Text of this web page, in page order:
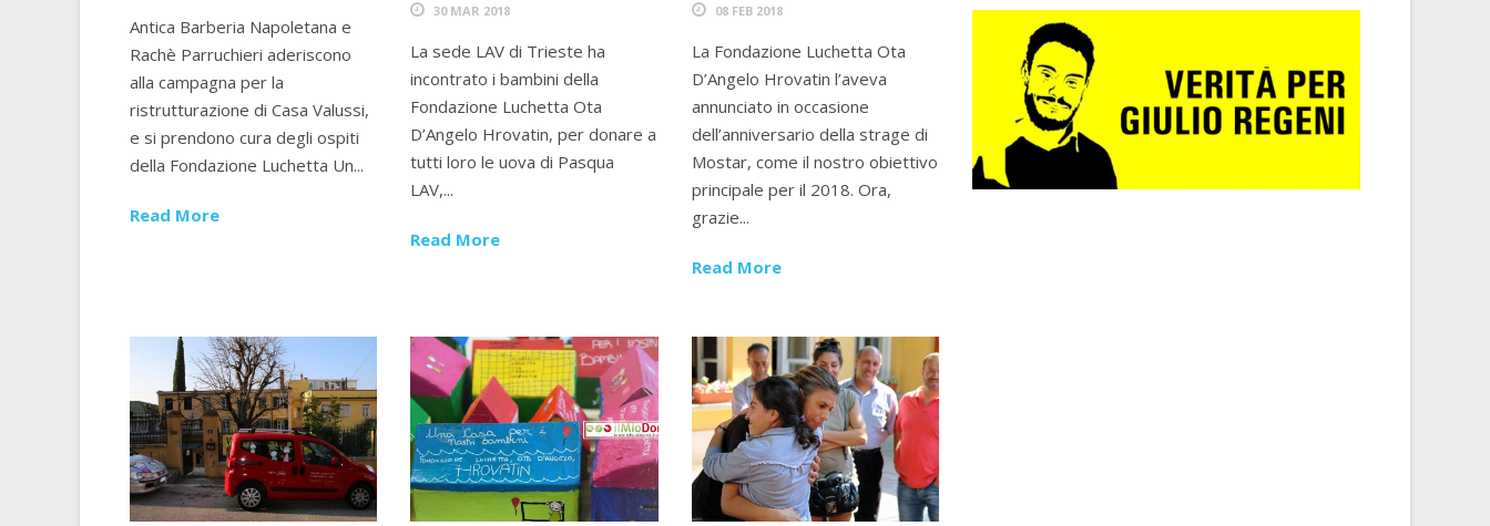
Antica Barberia Napoletana e
Rachè Parruchieri aderiscono
alla campagna per la
ristrutturazione di Casa Valussi,
e si prendono cura degli ospiti
della Fondazione Luchetta Un...
Read More
30 MAR 2018
La sede LAV di Trieste ha
incontrato i bambini della
Fondazione Luchetta Ota
D’Angelo Hrovatin, per donare a
tutti loro le uova di Pasqua
LAV,...
Read More
08 FEB 2018
La Fondazione Luchetta Ota
D’Angelo Hrovatin l’aveva
annunciato in occasione
dell’anniversario della strage di
Mostar, come il nostro obiettivo
principale per il 2018. Ora,
grazie...
Read More